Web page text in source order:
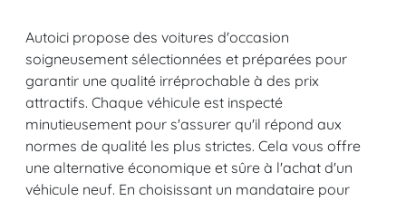
Autoici propose des voitures d'occasion
soigneusement sélectionnées et préparées pour
garantir une qualité irréprochable à des prix
attractifs. Chaque véhicule est inspecté
minutieusement pour s'assurer qu'il répond aux
normes de qualité les plus strictes. Cela vous offre
une alternative économique et sûre à l'achat d'un
véhicule neuf. En choisissant un mandataire pour